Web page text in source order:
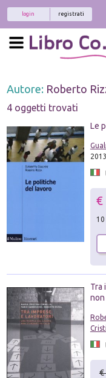
registrati
login
Autore: Roberto
4 oggetti trovati
Le
2013
€
Tra
non
€